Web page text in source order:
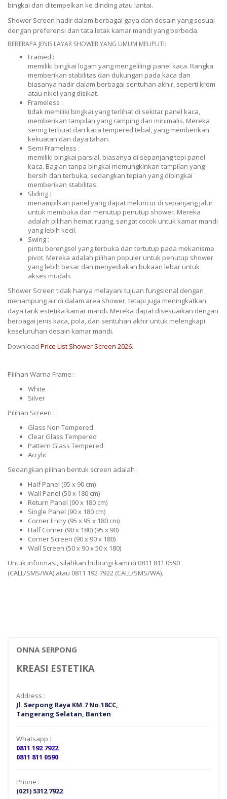
bingkai dan ditempelkan ke dinding atau lantai.
Shower Screen hadir dalam berbagai gaya dan desain yang sesuai
dengan preferensi dan tata letak kamar mandi yang berbeda.
BEBERAPA JENIS LAYAR SHOWER YANG UMUM MELIPUTI:
Framed :
memiliki bingkai logam yang mengelilingi panel kaca. Rangka
memberikan stabilitas dan dukungan pada kaca dan
biasanya hadir dalam berbagai sentuhan akhir, seperti krom
atau nikel yang disikat.
Frameless :
tidak memiliki bingkai yang terlihat di sekitar panel kaca,
memberikan tampilan yang ramping dan minimalis. Mereka
sering terbuat dari kaca tempered tebal, yang memberikan
kekuatan dan daya tahan.
Semi Frameless :
memiliki bingkai parsial, biasanya di sepanjang tepi panel
kaca. Bagian tanpa bingkai memungkinkan tampilan yang
bersih dan terbuka, sedangkan tepian yang dibingkai
memberikan stabilitas.
Sliding :
menampilkan panel yang dapat meluncur di sepanjang jalur
untuk membuka dan menutup penutup shower. Mereka
adalah pilihan hemat ruang, sangat cocok untuk kamar mandi
yang lebih kecil.
Swing :
pintu berengsel yang terbuka dan tertutup pada mekanisme
pivot. Mereka adalah pilihan populer untuk penutup shower
yang lebih besar dan menyediakan bukaan lebar untuk
akses mudah.
Shower Screen tidak hanya melayani tujuan fungsional dengan
menampung air di dalam area shower, tetapi juga meningkatkan
daya tarik estetika kamar mandi. Mereka dapat disesuaikan dengan
berbagai jenis kaca, pola, dan sentuhan akhir untuk melengkapi
keseluruhan desain kamar mandi.
Download Price List Shower Screen 2026.
Pilihan Warna Frame :
White
Silver
Pilihan Screen :
Glass Non Tempered
Clear Glass Tempered
Pattern Glass Tempered
Acrylic
Sedangkan pilihan bentuk screen adalah :
Half Panel (95 x 90 cm)
Wall Panel (50 x 180 cm)
Return Panel (90 x 180 cm)
Single Panel (90 x 180 cm)
Corner Entry (95 x 95 x 180 cm)
Half Corner (90 x 180) (95 x 90)
Corner Screen (90 x 90 x 180)
Wall Screen (50 x 90 x 50 x 180)
Untuk informasi, silahkan hubungi kami di 0811 811 0590
(CALL/SMS/WA) atau 0811 192 7922 (CALL/SMS/WA).
ONNA SERPONG
KREASI ESTETIKA
Address :
Jl. Serpong Raya KM.7 No.18CC,
Tangerang Selatan, Banten
Whatsapp :
0811 192 7922
0811 811 0590
Phone :
(021) 5312 7922